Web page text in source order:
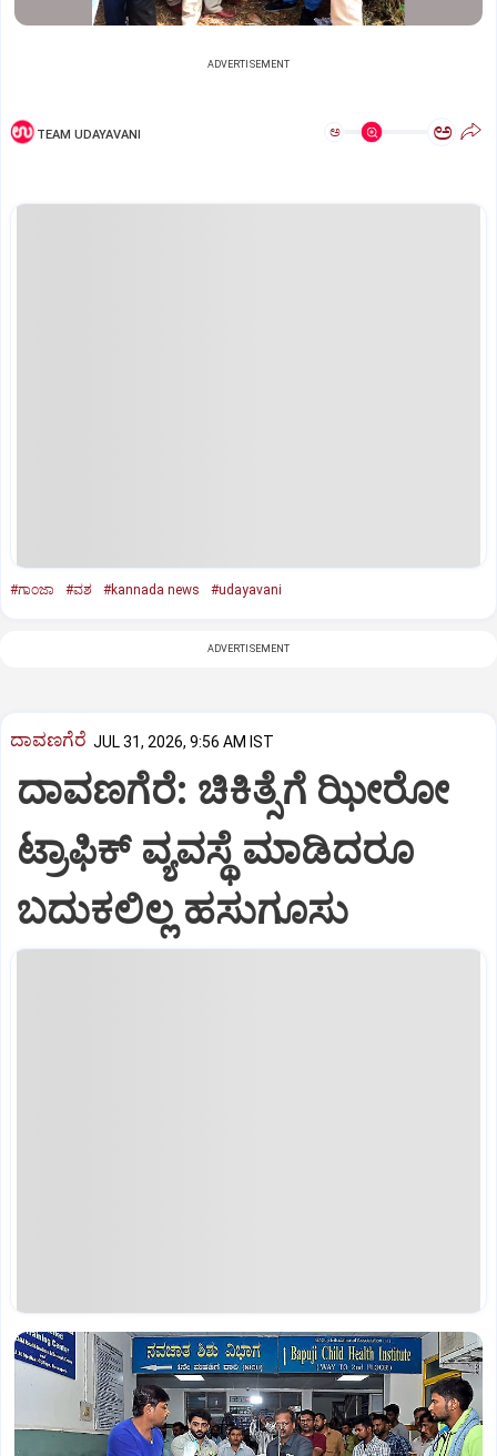
ADVERTISEMENT
TEAM UDAYAVANI ಅ ಅ
#ಗಾಂಜಾ #ವಶ #kannada news #udayavani
ADVERTISEMENT
ದಾವಣಗೆರೆ JUL 31, 2026, 9:56 AM IST
ದಾವಣಗೆರೆ: ಚಿಕಿತ್ಸೆಗೆ ಝೀರೋ
ಟ್ರಾಫಿಕ್ ವ್ಯವಸ್ಥೆ ಮಾಡಿದರೂ
ಬದುಕಲಿಲ್ಲ ಹಸುಗೂಸು